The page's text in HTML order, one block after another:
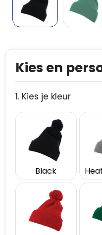
Kies en
1. Kies je kleur
Black